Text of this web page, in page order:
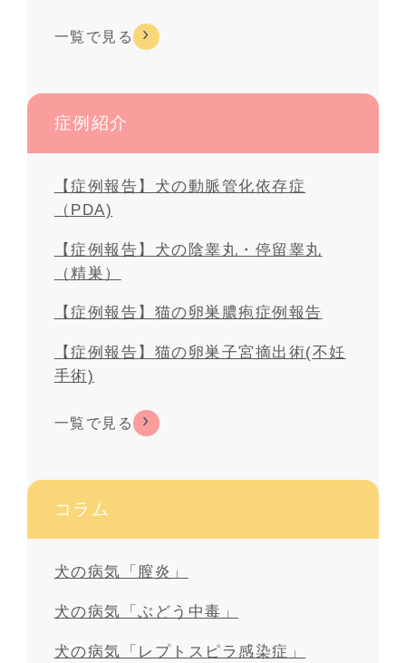
一覧で見る
症例紹介
【症例報告】犬の動脈管化依存症
（PDA)
【症例報告】犬の陰睾丸・停留睾丸
（精巣）
【症例報告】猫の卵巣膿疱症例報告
【症例報告】猫の卵巣子宮摘出術(不妊
手術)
一覧で見る
コラム
犬の病気「膣炎」
犬の病気「ぶどう中毒」
犬の病気「レプトスピラ感染症」